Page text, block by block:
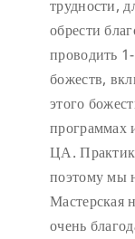
трудности,
обрести
проводить
божеств,
этого
программах
ЦА.
поэтому мы
Мастерская
очень